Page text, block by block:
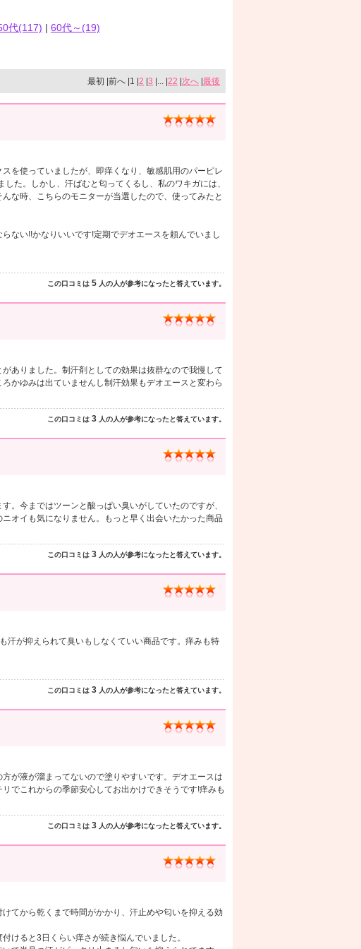
代(117) | 60代～(19)
最初 |前へ |1 | 2 3 |... | 22 次へ 最後
を使っていましたが、即痒くなり、敏感肌用のパーピレ
た。しかし、汗ばむと匂ってくるし、私のワキガには、
な時、こちらのモニターが当選したので、使ってみたと
ない!!かなりいいです!定期でデオエースを頼んでいまし
この口コミは 5 人の人が参考になったと答えています。
ありました。制汗剤としての効果は抜群なので我慢して
かゆみは出ていませんし制汗効果もデオエースと変わら
この口コミは 3 人の人が参考になったと答えています。
。今まではツーンと酸っぱい臭いがしていたのですが、
オイも気になりません。もっと早く出会いたかった商品
この口コミは 3 人の人が参考になったと答えています。
汗が抑えられて臭いもしなくていい商品です。痒みも特
この口コミは 3 人の人が参考になったと答えています。
が液が溜まってないので塗りやすいです。デオエースは
でこれからの季節安心してお出かけできそうです!痒みも
この口コミは 3 人の人が参考になったと答えています。
てから乾くまで時間がかかり、汗止めや匂いを抑える効
けると3日くらい痒さが続き悩んでいました。